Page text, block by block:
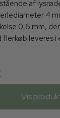
af
4
0,6 mm,
leveres i
Vis